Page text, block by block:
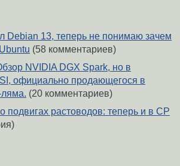
Debian 13, теперь не понимаю зачем
(58 комментариев)
NVIDIA DGX Spark, но в
официально продающегося в
ляма. (20 комментариев)
подвигах растоводов: теперь и в CP